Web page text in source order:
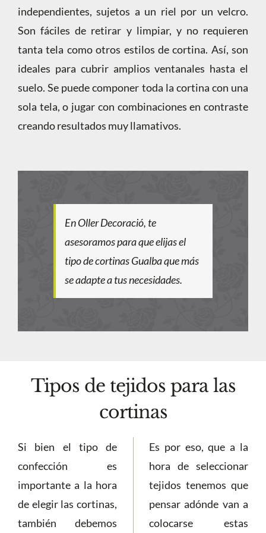
independientes, sujetos a un riel por un velcro.
Son fáciles de retirar y limpiar, y no requieren
tanta tela como otros estilos de cortina. Así, son
ideales para cubrir amplios ventanales hasta el
suelo. Se puede componer toda la cortina con una
sola tela, o jugar con combinaciones en contraste
creando resultados muy llamativos.
En Oller Decoració, te
asesoramos para que elijas el
tipo de cortinas Gualba que más
se adapte a tus necesidades.
Tipos de tejidos para las
cortinas
Si bien el tipo de
confección es
importante a la hora
de elegir las cortinas,
también debemos
Es por eso, que a la
hora de seleccionar
tejidos tenemos que
pensar adónde van a
colocarse estas